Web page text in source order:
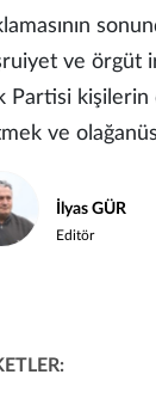
ve örgüt
Partisi kişilerin
ve
İlyas GÜR
Editör